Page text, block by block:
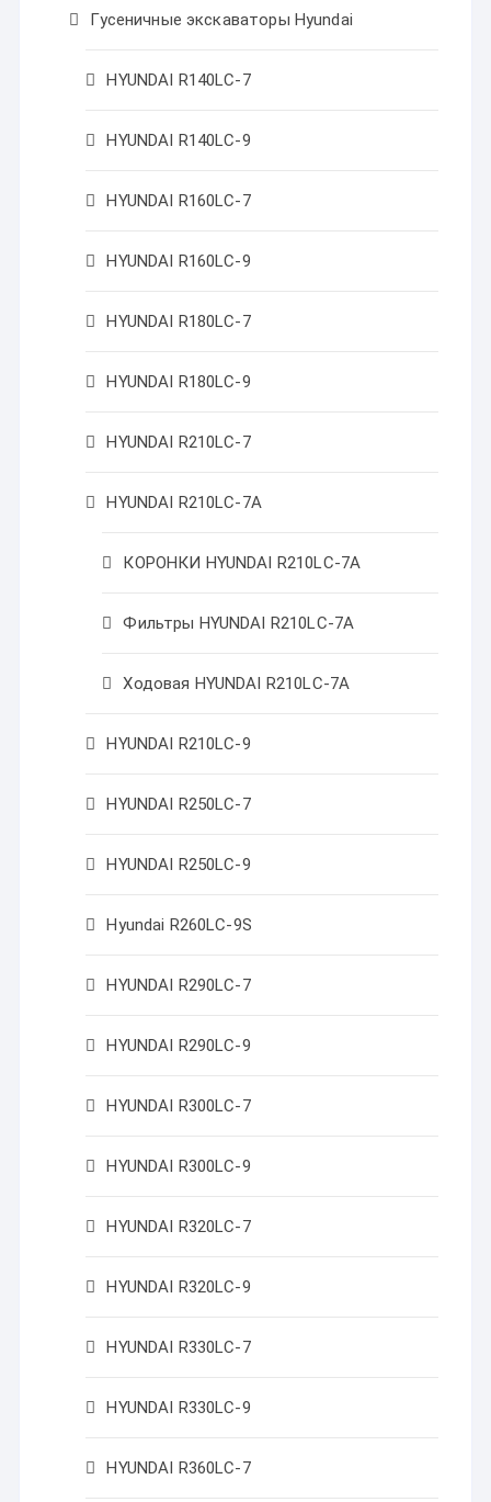
Гусеничные экскаваторы Hyundai
HYUNDAI R140LC-7
HYUNDAI R140LC-9
HYUNDAI R160LC-7
HYUNDAI R160LC-9
HYUNDAI R180LC-7
HYUNDAI R180LC-9
HYUNDAI R210LC-7
HYUNDAI R210LC-7A
КОРОНКИ HYUNDAI R210LC-7A
Фильтры HYUNDAI R210LC-7A
Ходовая HYUNDAI R210LC-7A
HYUNDAI R210LC-9
HYUNDAI R250LC-7
HYUNDAI R250LC-9
Hyundai R260LC-9S
HYUNDAI R290LC-7
HYUNDAI R290LC-9
HYUNDAI R300LC-7
HYUNDAI R300LC-9
HYUNDAI R320LC-7
HYUNDAI R320LC-9
HYUNDAI R330LC-7
HYUNDAI R330LC-9
HYUNDAI R360LC-7